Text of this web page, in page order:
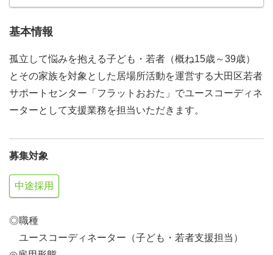
基本情報
孤立して悩みを抱える子ども・若者（概ね15歳～39歳）
とその家族を対象とした居場所活動を運営する大田区若者
サポートセンター「フラットおおた」でユースコーディネ
ーターとして支援業務を担当いただきます。
募集対象
中途採用
◎職種
ユースコーディネーター（子ども・若者支援担当）